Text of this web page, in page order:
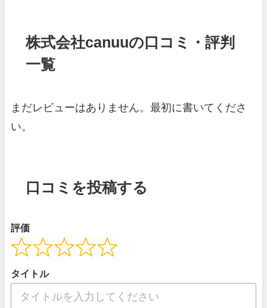
株式会社canuuの口コミ・評判
一覧
まだレビューはありません。最初に書いてくださ
い。
口コミを投稿する
評価
タイトル